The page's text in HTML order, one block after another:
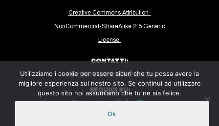
Creative Commons Attribution-
NonCommercial-ShareAlike 2.5 Generic
License.
CONTATTI:
milanoinmovimento@gmail.com
SEGUICI SU:
Utilizziamo i cookie per essere sicuri che tu possa avere la
migliore esperienza sul nostro sito. Se continui ad utilizzare
questo sito noi assumiamo che tu ne sia felice.
Ok